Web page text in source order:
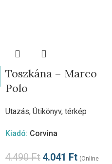
Toszkána – Marco
Polo
Utazás, Útikönyv, térkép
Kiadó: Corvina
4.490Ft 4.041 Ft (Online